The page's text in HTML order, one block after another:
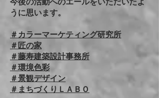
うに思います。
＃カラーマーケティング研究所
＃匠の家
＃藤寿建築設計事務所
＃環境色彩
＃景観デザイン
＃まちづくりＬＡＢＯ